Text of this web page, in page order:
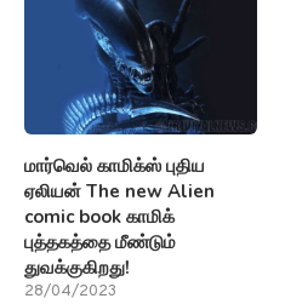
மார்வெல் காமிக்ஸ் புதிய
ஏலியன் The new Alien
comic book காமிக்
புத்தகத்தை மீண்டும்
துவக்குகிறது!
28/04/2023